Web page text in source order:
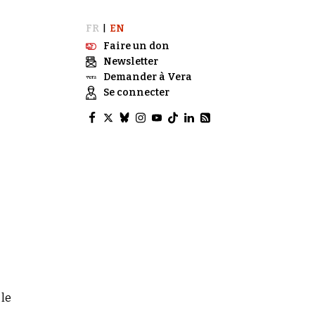
FR
EN
Faire un don
Newsletter
Demander à Vera
Se connecter